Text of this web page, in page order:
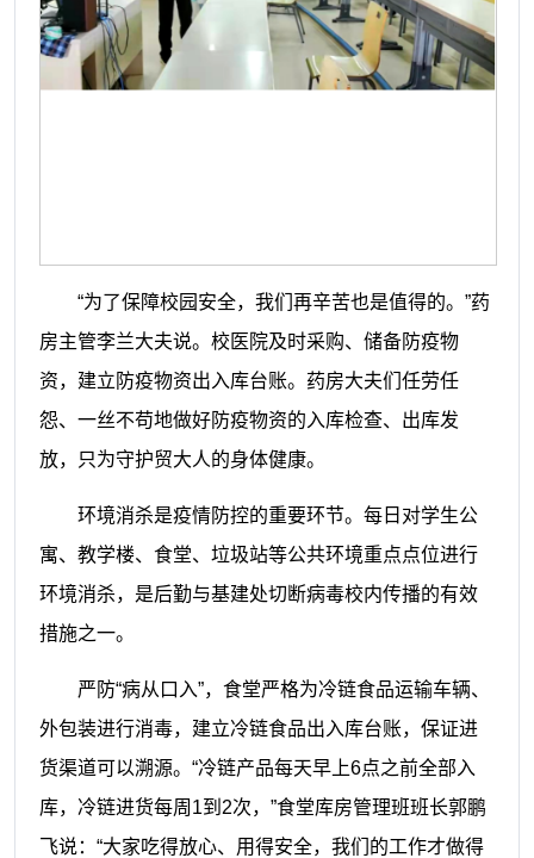
“为了保障校园安全，我们再辛苦也是值得的。”药
房主管李兰大夫说。校医院及时采购、储备防疫物
资，建立防疫物资出入库台账。药房大夫们任劳任
怨、一丝不苟地做好防疫物资的入库检查、出库发
放，只为守护贸大人的身体健康。
环境消杀是疫情防控的重要环节。每日对学生公
寓、教学楼、食堂、垃圾站等公共环境重点点位进行
环境消杀，是后勤与基建处切断病毒校内传播的有效
措施之一。
严防“病从口入”， 食堂严格为冷链食品运输车辆、
外包装进行消毒，建立冷链食品出入库台账，保证进
货渠道可以溯源。“冷链产品每天早上6点之前全部入
库，冷链进货每周 1到2次， ”食堂库房管理班班长郭鹏
飞说： “大家吃得放心、用得安全，我们的工作才做得